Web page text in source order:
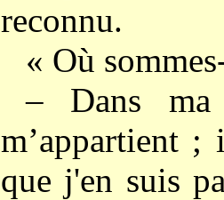
reconnu.
« Où
– Dans
m’appartient
que j'en suis